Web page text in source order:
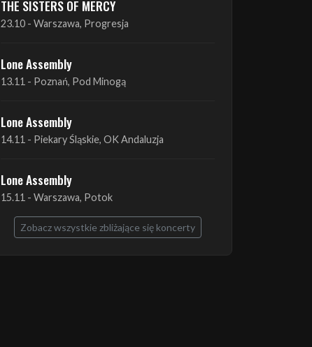
Lone Assembly
13.11 - Poznań, Pod Minogą
Lone Assembly
14.11 - Piekary Śląskie, OK Andaluzja
Lone Assembly
15.11 - Warszawa, Potok
Zobacz wszystkie zbliżające się koncerty